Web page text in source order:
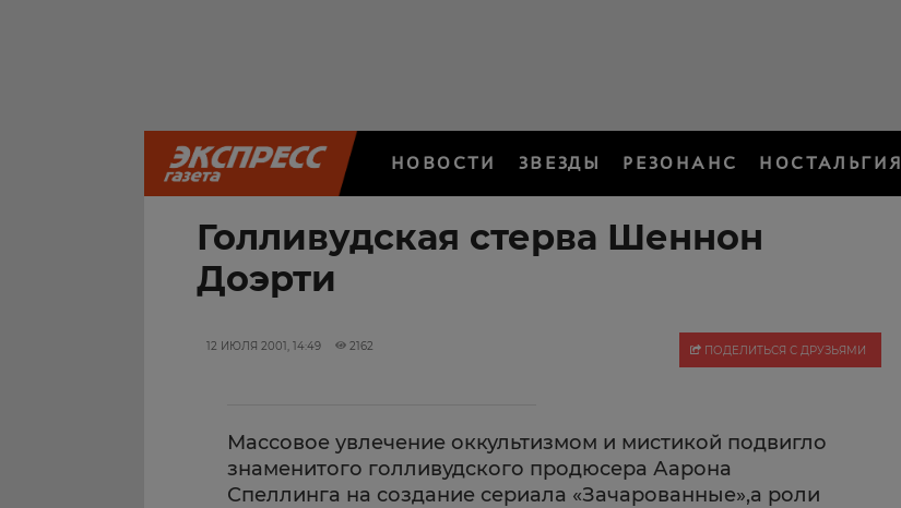
НОВОСТИ ЗВЕЗДЫ РЕЗОНАНС НОСТАЛЬГИЯ
Голливудская стерва Шеннон
Доэрти
12 ИЮЛЯ 2001, 14:49 2162 ПОДЕЛИТЬСЯ С ДРУЗЬЯМИ
Массовое увлечение оккультизмом и мистикой подвигло
знаменитого голливудского продюсера Аарона
Спеллинга на создание сериала «Зачарованные»,а роли